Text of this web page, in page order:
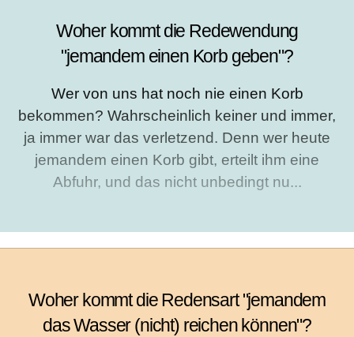
Woher kommt die Redewendung
"jemandem einen Korb geben"?
Wer von uns hat noch nie einen Korb
bekommen? Wahrscheinlich keiner und immer,
ja immer war das verletzend. Denn wer heute
jemandem einen Korb gibt, erteilt ihm eine
Abfuhr, und das nicht unbedingt nu...
Woher kommt die Redensart "jemandem
das Wasser (nicht) reichen können"?